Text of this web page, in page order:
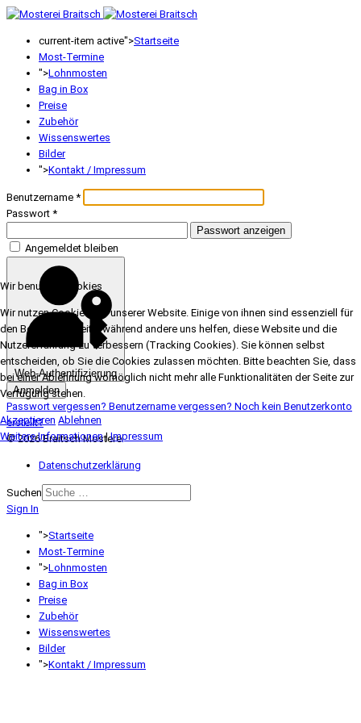
current-item active">Startseite
Most-Termine
">Lohnmosten
Bag in Box
Preise
Zubehör
Wissenswertes
Bilder
">Kontakt / Impressum
Benutzername *
Passwort *
Passwort anzeigen
Angemeldet bleiben
Web-Authentifizierung
Anmelden
Passwort vergessen? Benutzername vergessen? Noch kein Benutzerkonto
erstellt?
© 2026 Braitsch Mosterei
Datenschutzerklärung
Suchen
Sign In
">Startseite
Most-Termine
">Lohnmosten
Bag in Box
Preise
Zubehör
Wissenswertes
Bilder
">Kontakt / Impressum
Wir benutzen Cookies
Wir nutzen Cookies auf unserer Website. Einige von ihnen sind essenziell für
den Betrieb der Seite, während andere uns helfen, diese Website und die
Nutzererfahrung zu verbessern (Tracking Cookies). Sie können selbst
entscheiden, ob Sie die Cookies zulassen möchten. Bitte beachten Sie, dass
bei einer Ablehnung womöglich nicht mehr alle Funktionalitäten der Seite zur
Verfügung stehen.
Akzeptieren Ablehnen
Weitere Informationen|Impressum